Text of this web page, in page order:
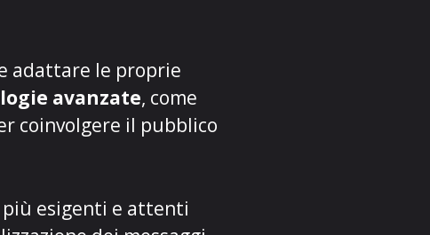
adattare le proprie
avanzate, come
coinvolgere il pubblico
esigenti e attenti